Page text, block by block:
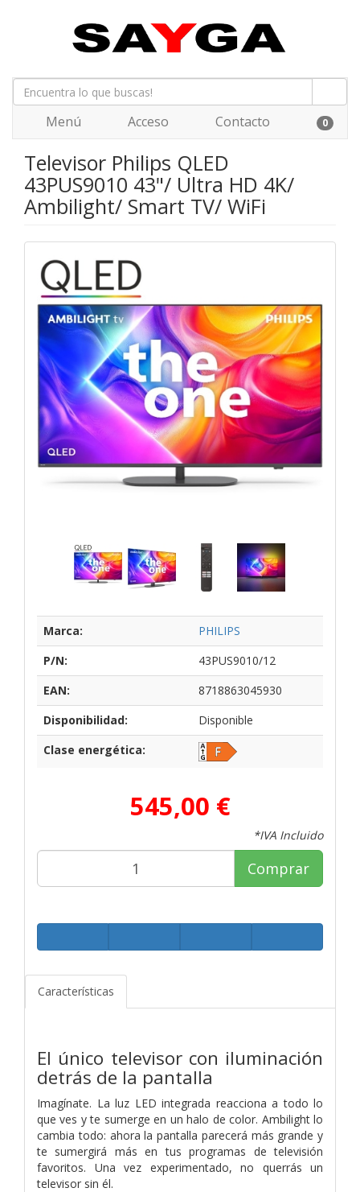
Menú Acceso Contacto 0
Televisor Philips QLED
43PUS9010 43"/ Ultra HD 4K/
Ambilight/ Smart TV/ WiFi
Marca:
PHILIPS
P/N:
43PUS9010/12
EAN:
8718863045930
Disponibilidad:
Disponible
Clase energética:
545,00 €
*IVA Incluido
Comprar
Características
El único televisor con iluminación
detrás de la pantalla
Imagínate. La luz LED integrada reacciona a todo lo
que ves y te sumerge en un halo de color. Ambilight lo
cambia todo: ahora la pantalla parecerá más grande y
te sumergirá más en tus programas de televisión
favoritos. Una vez experimentado, no querrás un
televisor sin él.